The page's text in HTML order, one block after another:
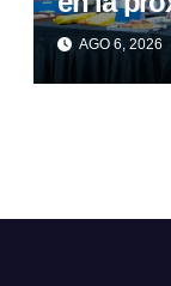
Latina
AGO 6, 2026